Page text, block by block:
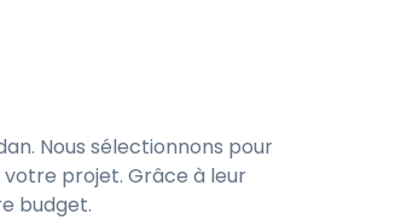
Nous sélectionnons pour
projet. Grâce à leur
budget.